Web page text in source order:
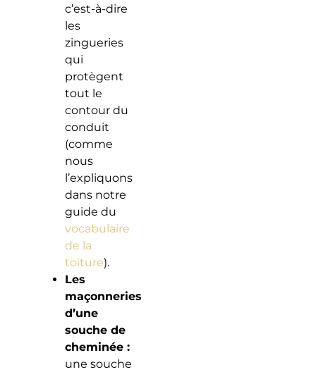
c’est-à-dire
les
zingueries
qui
protègent
tout le
contour du
conduit
(comme
nous
l’expliquons
dans notre
guide du
vocabulaire
de la
toiture).
Les
maçonneries
d’une
souche de
cheminée :
une souche